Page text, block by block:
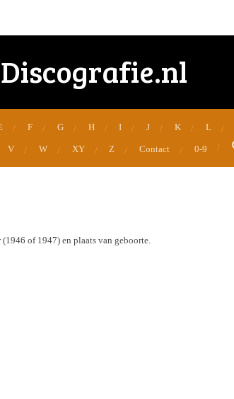
F G H I J K L
V W XY Z Contact 0-9
(1946 of 1947) en plaats van geboorte.